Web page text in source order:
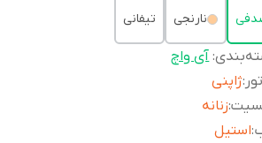
نارنجی تیفانی
:آی واچ
:ژاپنی
:زنانه
:استیل